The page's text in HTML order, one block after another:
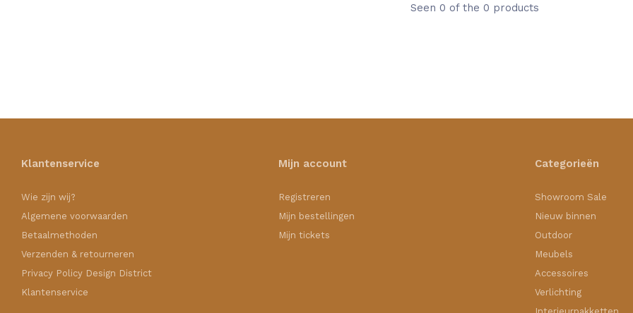
Seen 0 of the 0 products
Klantenservice
Wie zijn wij?
Algemene voorwaarden
Betaalmethoden
Verzenden & retourneren
Privacy Policy Design District
Klantenservice
Mijn account
Registreren
Mijn bestellingen
Mijn tickets
Categorieën
Showroom Sale
Nieuw binnen
Outdoor
Meubels
Accessoires
Verlichting